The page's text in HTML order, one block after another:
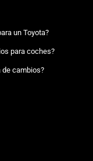
un Toyota?
para coches?
de cambios?